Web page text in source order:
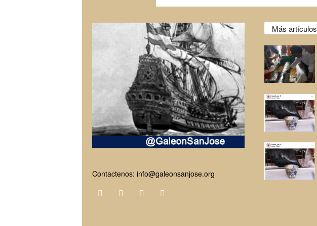
Contactenos: info@galeonsanjose.org
Más artículos